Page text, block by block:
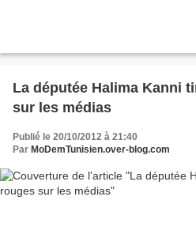
La députée Halima Kanni
sur les médias
Publié le 20/10/2012 à 21:40
Par MoDemTunisien.over-blog.com